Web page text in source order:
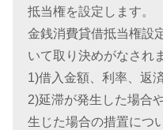
抵当権を設定します。
金銭消費貸借抵当権設
いて取り決めがなされ
1)借入金額、利率、返
2)延滞が発生した場合
生じた場合の措置につ